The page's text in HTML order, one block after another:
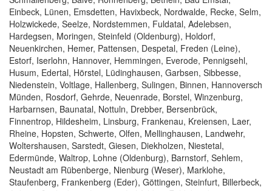
Einbeck, Lünen, Emsdetten, Havixbeck, Nordwalde, Recke, Selm,
Holzwickede, Seelze, Nordstemmen, Fuldatal, Adelebsen,
Hardegsen, Moringen, Steinfeld (Oldenburg), Holdorf,
Neuenkirchen, Hemer, Pattensen, Despetal, Freden (Leine),
Estorf, Iserlohn, Hannover, Hemmingen, Everode, Pennigsehl,
Husum, Edertal, Hörstel, Lüdinghausen, Garbsen, Sibbesse,
Niedenstein, Voltlage, Hallenberg, Sulingen, Binnen, Hannoversch
Münden, Rosdorf, Gehrde, Neuenrade, Borstel, Winzenburg,
Harbarnsen, Baunatal, Nottuln, Drebber, Bersenbrück,
Finnentrop, Hildesheim, Linsburg, Frankenau, Kreiensen, Laer,
Rheine, Hopsten, Schwerte, Olfen, Mellinghausen, Landwehr,
Woltershausen, Sarstedt, Giesen, Diekholzen, Niestetal,
Edermünde, Waltrop, Lohne (Oldenburg), Barnstorf, Sehlem,
Neustadt am Rübenberge, Nienburg (Weser), Marklohe,
Staufenberg, Frankenberg (Eder), Göttingen, Steinfurt, Billerbeck,